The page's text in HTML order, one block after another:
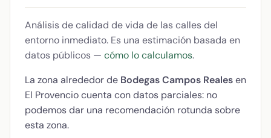
Análisis de calidad de vida de las calles del
entorno inmediato. Es una estimación basada en
datos públicos — cómo lo calculamos.
La zona alrededor de Bodegas Campos Realesen
El Provencio cuenta con datos parciales: no
podemos dar una recomendación rotunda sobre
esta zona.